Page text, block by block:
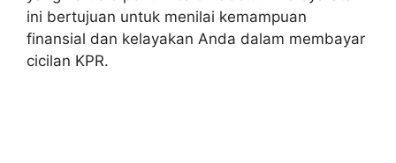
ini bertujuan untuk menilai kemampuan
finansial dan kelayakan Anda dalam membayar
cicilan KPR.